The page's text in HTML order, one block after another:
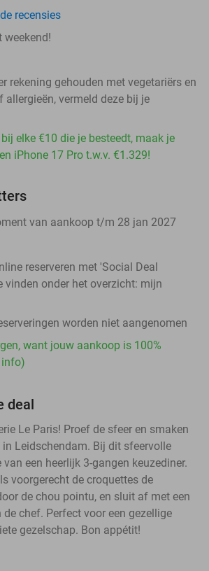
recensies
weekend!
rekening gehouden met vegetariërs en
allergieën, vermeld deze bij je
elke €10 die je besteedt, maak je
iPhone 17 Pro t.w.v. €1.329!
van aankoop t/m 28 jan 2027
reserveren met 'Social Deal
vinden onder het overzicht: mijn
worden niet aangenomen
want jouw aankoop is 100%
info)
deal
Le Paris! Proef de sfeer en smaken
Leidschendam. Bij dit sfeervolle
een heerlijk 3-gangen keuzediner.
voorgerecht de croquettes de
de chou pointu, en sluit af met een
de chef. Perfect voor een gezellige
gezelschap. Bon appétit!